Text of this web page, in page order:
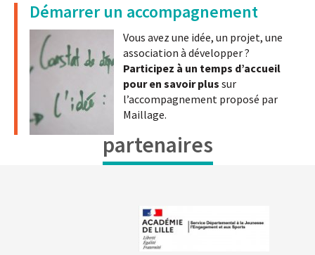
Démarrer un accompagnement
Vous avez une idée, un projet, une
association à développer ?
Participez à un temps d’accueil
pour en savoir plus sur
l’accompagnement proposé par
Maillage.
partenaires